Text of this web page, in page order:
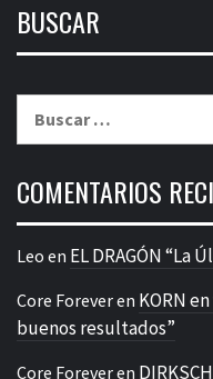
BUSCAR
COMENTARIOS
Leo en EL DRAGÓN “La
Core Foreveren KORN
buenos resultados”
Core Foreveren